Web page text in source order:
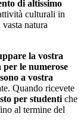
di altissimo
culturali in
natura
la vostra
le numerose
a vostra
Quando ricevete
per studenti che
al termine del